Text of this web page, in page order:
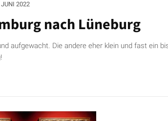
JUNI 2022
nach Lüneburg
aufgewacht. Die andere eher klein und fast ein